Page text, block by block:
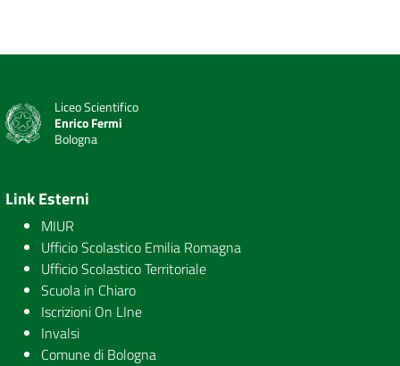
Liceo Scientifico
Enrico Fermi
Bologna
Link Esterni
MIUR
Ufficio Scolastico Emilia Romagna
Ufficio Scolastico Territoriale
Scuola in Chiaro
Iscrizioni On LIne
Invalsi
Comune di Bologna